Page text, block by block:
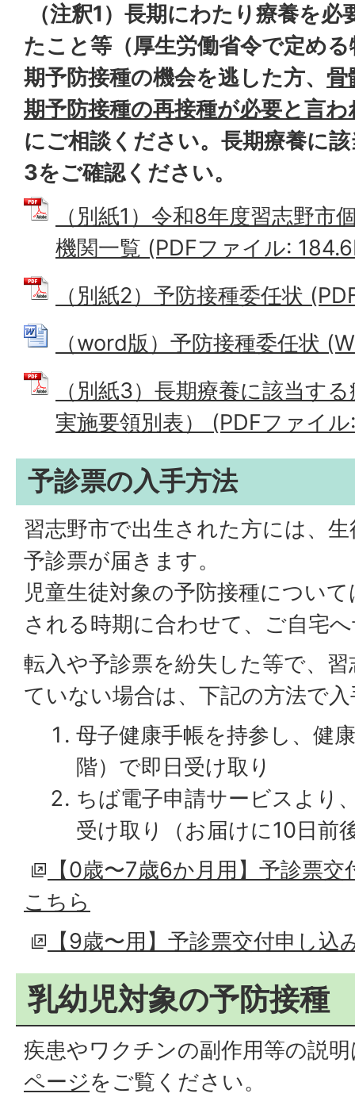
（注釈1）長期にわたり療養を
たこと等（厚生労働省令で定め
期予防接種の機会を逃した方、 骨
期予防接種の再接種が必要と言わ
にご相談ください。長期療養に
3をご確認ください。
（別紙1）令和8年度習志野市
機関一覧 (PDFファイル:
（別紙2）予防接種委任状
（word版）予防接種委任状
（別紙3）長期療養に該当す
実施要領別表） (PDFファイ
予診票の入手方法
習志野市で出生された方には、
予診票が届きます。
児童生徒対象の予防接種につい
される時期に合わせて、ご自宅
転入や予診票を紛失した等で、
ていない場合は、下記の方法で
母子健康手帳を持参し、健
階）で即日受け取り
ちば電子申請サービスより
受け取り（お届けに10日前
【0歳〜7歳6か月用】予診票
こちら
【9歳〜用】予診票交付申し
乳幼児対象の予防接種
疾患やワクチンの副作用等の説
ページをご覧ください。